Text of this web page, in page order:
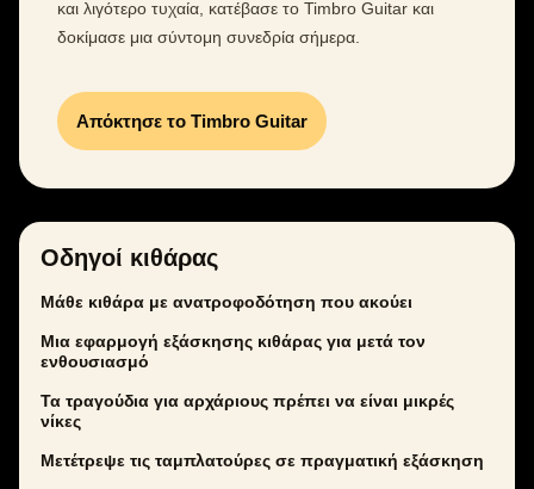
και λιγότερο τυχαία, κατέβασε το Timbro Guitar και
δοκίμασε μια σύντομη συνεδρία σήμερα.
Απόκτησε το Timbro Guitar
Οδηγοί κιθάρας
Μάθε κιθάρα με ανατροφοδότηση που ακούει
Μια εφαρμογή εξάσκησης κιθάρας για μετά τον
ενθουσιασμό
Τα τραγούδια για αρχάριους πρέπει να είναι μικρές
νίκες
Μετέτρεψε τις ταμπλατούρες σε πραγματική εξάσκηση